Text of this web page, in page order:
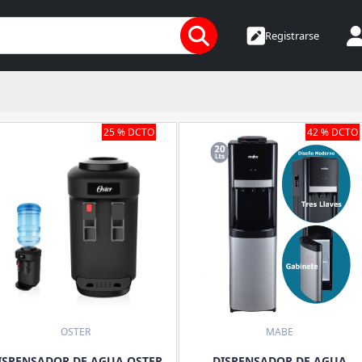
Registrarse
25 % DCTO
OSTER
42 % DCTO
MABE